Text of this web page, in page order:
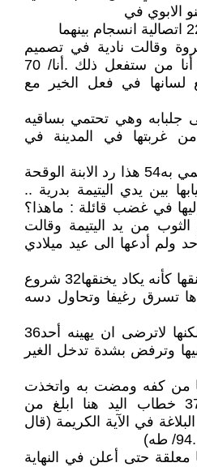
الابوي في
وقالت نادية في تصميم
ارتجف قلبها للشعور به : أنا من ستفعل ذلك .أنا/ 70
لسانها في فعل الخير مع
جلبابه وهي تحتمي بساقيه
من غربتها في المدينة في
*علا أمسكت بكف أبيها تحتمي به54 هذا رد الابنة الوقحة
بين يدي اليتيمة بدرية ..
في غضب قائلة : ماهذا؟
من يد اليتيمة وقالت
ولم أدعها الى عيد ميلادي
*عمران يحكم كفيه حول عنقها كأنه يكاد يخنقها32 شروع
تسرق رغيفا وتحاول دسه
*ترضى الموت بكف ابيها لكنها لاترضى ان يهينه أحد36
وترفض بشدة تدخل الغير
من كفه ومضت به واتخذت
عنه وعنها قرارا بالرحيل37 خطاب اليد هنا ابلغ من
في الآية الكريمة (قال
حتى أعلن في النهاية